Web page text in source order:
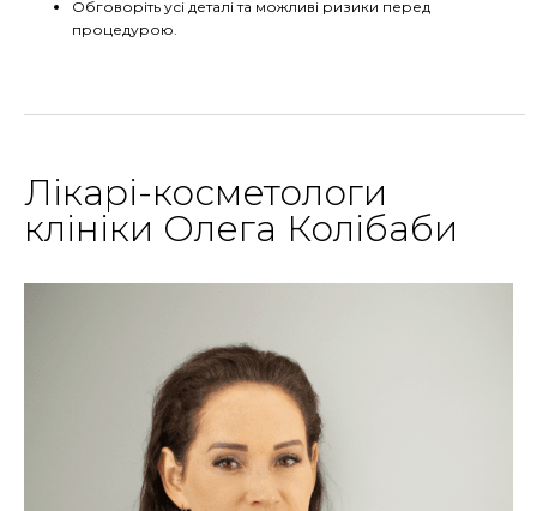
Обговоріть усі деталі та можливі ризики перед
процедурою.
Лікарі-косметологи
клініки Олега Колібаби